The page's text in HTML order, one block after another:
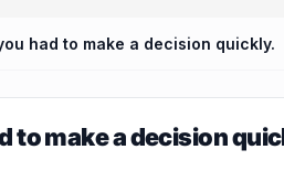
had to make a decision quickly.
to make a decision